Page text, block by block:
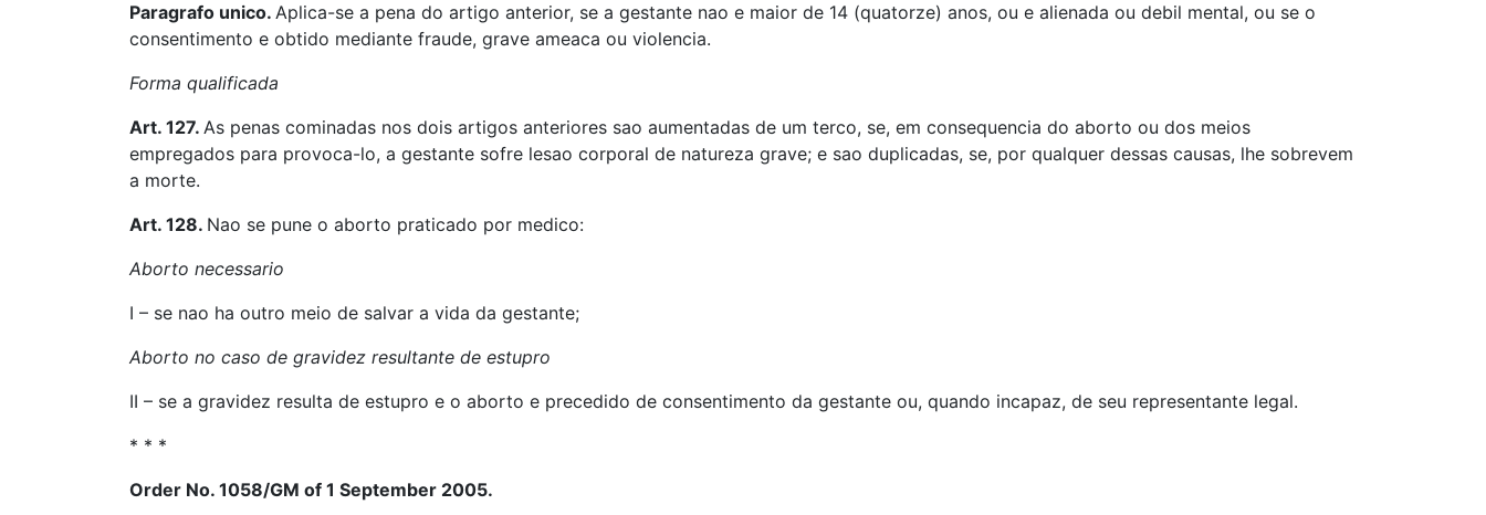
Paragrafo unico. Aplica-se a pena do artigo anterior, se a gestante nao e maior de 14 (quatorze) anos, ou e alienada ou debil mental, ou se o
consentimento e obtido mediante fraude, grave ameaca ou violencia.
Forma qualificada
Art. 127. As penas cominadas nos dois artigos anteriores sao aumentadas de um terco, se, em consequencia do aborto ou dos meios
empregados para provoca-lo, a gestante sofre lesao corporal de natureza grave; e sao duplicadas, se, por qualquer dessas causas, lhe sobrevem
a morte.
Art. 128. Nao se pune o aborto praticado por medico:
Aborto necessario
I – se nao ha outro meio de salvar a vida da gestante;
Aborto no caso de gravidez resultante de estupro
II – se a gravidez resulta de estupro e o aborto e precedido de consentimento da gestante ou, quando incapaz, de seu representante legal.
* * *
Order No. 1058/GM of 1 September 2005.